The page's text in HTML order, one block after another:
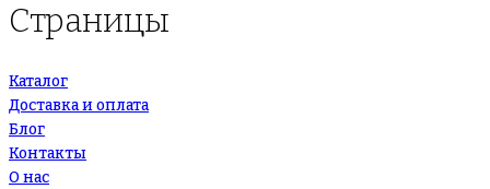
Страницы
Каталог
Доставка и оплата
Блог
Контакты
О нас